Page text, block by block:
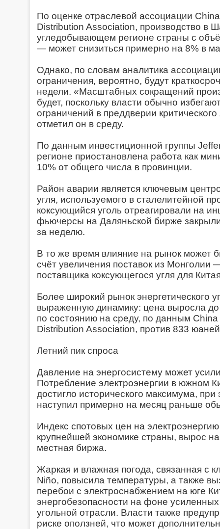
По оценке отраслевой ассоциации
Distribution Association, производство в
угледобывающем регионе страны с
— может снизиться примерно на 8% в
Однако, по словам аналитика
ограничения, вероятно, будут
недели. «Масштабных сокращений
будет, поскольку власти обычно
ограничений в преддверии
отметил он в среду.
По данным инвестиционной группы
регионе приостановлена работа как
10% от общего числа в провинции.
Район аварии является ключевым
угля, используемого в сталелитейной
коксующийся уголь отреагировали на
фьючерсы на Даляньской бирже
за неделю.
В то же время влияние на рынок может
счёт увеличения поставок из Монголии
поставщика коксующегося угля для
Более широкий рынок энергетического
выраженную динамику: цена выросла
по состоянию на среду, по данным
Distribution Association, против 833
Летний пик спроса
Давление на энергосистему может
Потребление электроэнергии в южном
достигло исторического максимума,
наступил примерно на месяц раньше
Индекс спотовых цен на
крупнейшей экономике страны, вырос
местная биржа.
Жаркая и влажная погода, связанная с
Niño, повысила температуры, а также
перебои с электроснабжением на юге
энергобезопасности на фоне
угольной отрасли. Власти также
риске оползней, что может